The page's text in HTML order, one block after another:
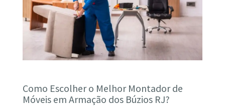
Como Escolher o Melhor Montador de
Móveis em Armação dos Búzios RJ?